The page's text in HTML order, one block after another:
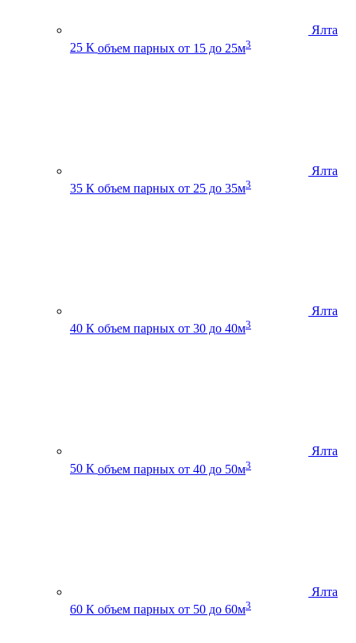
Ялта
25 К объем парных от 15 до 25м3
Ялта
35 К объем парных от 25 до 35м3
Ялта
40 К объем парных от 30 до 40м3
Ялта
50 К объем парных от 40 до 50м3
Ялта
60 К объем парных от 50 до 60м3